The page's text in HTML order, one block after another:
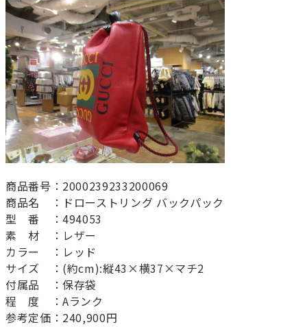
商品番号：2000239233200069
商品名 ：ドローストリング バックパック
型 番 ：494053
素 材 ：レザー
カラー ：レッド
サイズ ：(約cm):縦43×横37×マチ2
付属品 ：保存袋
程 度 ：Aランク
参考定価：240,900円